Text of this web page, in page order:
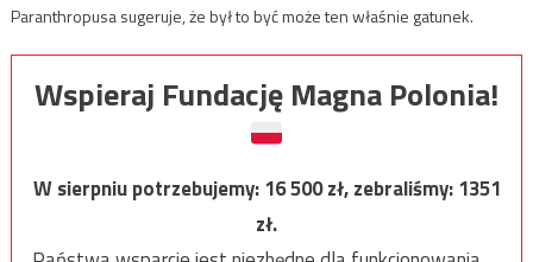
Paranthropusa sugeruje, że był to być może ten właśnie gatunek.
Wspieraj Fundację Magna Polonia!
W sierpniu potrzebujemy:16 500zł, zebraliśmy:1351
zł.